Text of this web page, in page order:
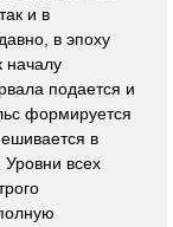
и в
в эпоху
началу
подается и
формируется
в
всех